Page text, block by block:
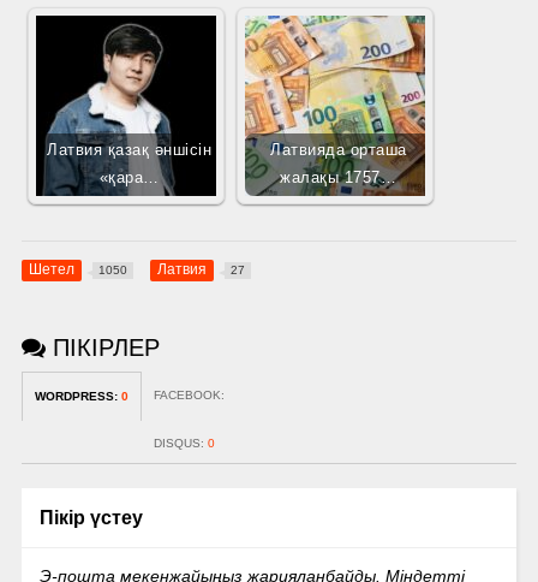
Латвия қазақ әншісін
«қара…
Латвияда орташа
жалақы 1757…
Шетел 1050 Латвия 27
ПІКІРЛЕР
WORDPRESS: 0 FACEBOOK:
DISQUS: 0
Пікір үстеу
Э-пошта мекенжайыңыз жарияланбайды. Міндетті